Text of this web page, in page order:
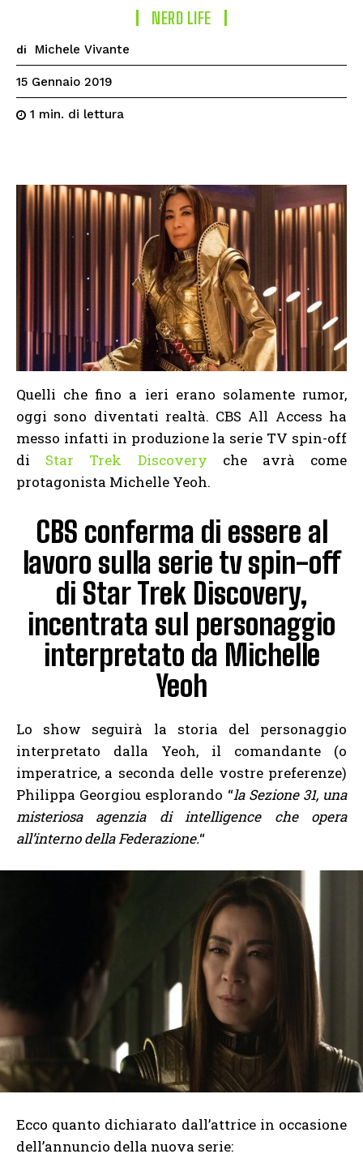
NERD LIFE
di Michele Vivante
15 Gennaio 2019
1 min. di lettura
Quelli che fino a ieri erano solamente rumor,
oggi sono diventati realtà. CBS All Access ha
messo infatti in produzione la serie TV spin-off
di Star Trek Discovery che avrà come
protagonista Michelle Yeoh.
CBS conferma di essere al
lavoro sulla serie tv spin-off
di Star Trek Discovery,
incentrata sul personaggio
interpretato da Michelle
Yeoh
Lo show seguirà la storia del personaggio
interpretato dalla Yeoh, il comandante (o
imperatrice, a seconda delle vostre preferenze)
Philippa Georgiou esplorando “la Sezione 31, una
misteriosa agenzia di intelligence che opera
all’interno della Federazione.“
Ecco quanto dichiarato dall’attrice in occasione
dell’annuncio della nuova serie: